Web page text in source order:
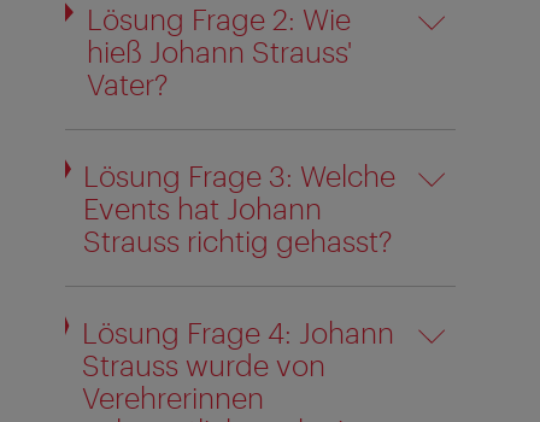
Lösung Frage 2: Wie
hieß Johann Strauss'
Vater?
Lösung Frage 3: Welche
Events hat Johann
Strauss richtig gehasst?
Lösung Frage 4: Johann
Strauss wurde von
Verehrerinnen